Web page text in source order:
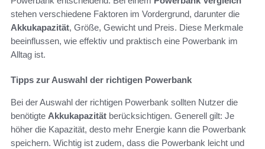
stehen verschiedene Faktoren im Vordergrund, darunter die
Akkukapazität, Größe, Gewicht und Preis. Diese Merkmale
beeinflussen, wie effektiv und praktisch eine Powerbank im
Alltag ist.
Tipps zur Auswahl der richtigen Powerbank
Bei der Auswahl der richtigen Powerbank sollten Nutzer die
benötigte Akkukapazität berücksichtigen. Generell gilt: Je
höher die Kapazität, desto mehr Energie kann die Powerbank
speichern. Wichtig ist zudem, dass die Powerbank leicht und